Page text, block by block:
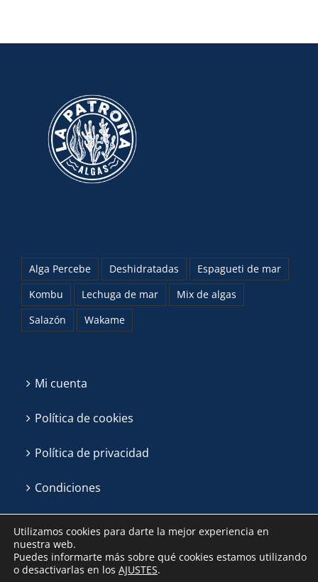
Alga Percebe Deshidratadas
Espagueti de mar
Kombu
Lechuga de mar
Mix de algas
Salazón
Wakame
Mi cuenta
Política de cookies
Política de privacidad
Condiciones
Utilizamos cookies para darte la mejor experiencia en
nuestra web.
Puedes informarte más sobre qué cookies estamos utilizando
o desactivarlas en los AJUSTES.